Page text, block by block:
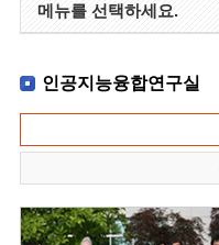
메뉴를 선택하세요.
인공지능융합연구실